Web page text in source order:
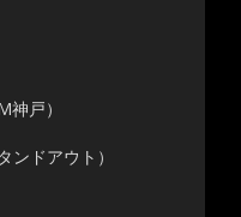
戸）
ドアウト）